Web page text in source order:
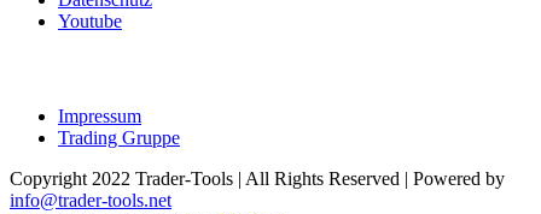
Youtube
Impressum
Trading Gruppe
Copyright 2022 Trader-Tools | All Rights Reserved | Powered by
info@trader-tools.net